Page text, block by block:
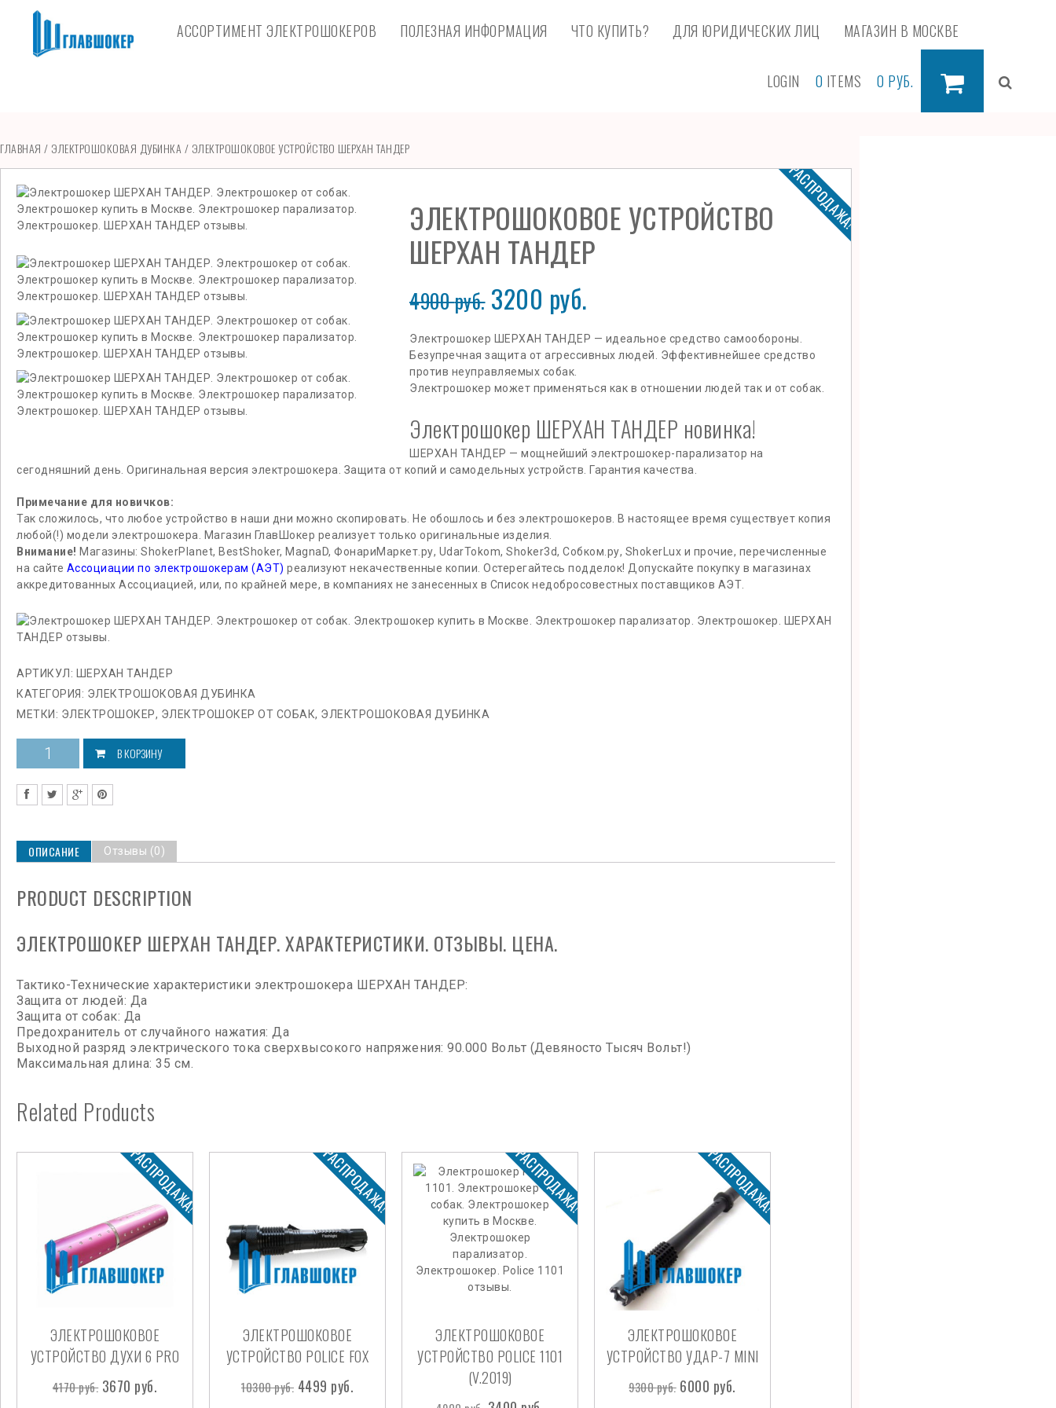
АССОРТИМЕНТ ЭЛЕКТРОШОКЕРОВ ПОЛЕЗНАЯ ИНФОРМАЦИЯ ЧТО КУПИТЬ? ДЛЯ ЮРИДИЧЕСКИХ ЛИЦ МАГАЗИН В МОСКВЕ
LOGIN 0 ITEMS 0 РУБ.
ГЛАВНАЯ / ЭЛЕКТРОШОКОВАЯ ДУБИНКА / ЭЛЕКТРОШОКОВОЕ УСТРОЙСТВО ШЕРХАН ТАНДЕР
РАСПРОДАЖА!
ЭЛЕКТРОШОКОВОЕ УСТРОЙСТВО
ШЕРХАН ТАНДЕР
4900руб. 3200 руб.
Электрошокер ШЕРХАН ТАНДЕР — идеальное средство самообороны.
Безупречная защита от агрессивных людей. Эффективнейшее средство
против неуправляемых собак.
Электрошокер может применяться как в отношении людей так и от собак.
Электрошокер ШЕРХАН ТАНДЕР новинка!
ШЕРХАН ТАНДЕР — мощнейший электрошокер-парализатор на
сегодняшний день. Оригинальная версия электрошокера. Защита от копий и самодельных устройств. Гарантия качества.
Примечание для новичков:
Так сложилось, что любое устройство в наши дни можно скопировать. Не обошлось и без электрошокеров. В настоящее время существует копия
любой(!) модели электрошокера. Магазин ГлавШокер реализует только оригинальные изделия.
Внимание! Магазины: ShokerPlanet, BestShoker, MagnaD, ФонариМаркет.ру, UdarTokom, Shoker3d, Собком.ру, ShokerLux и прочие, перечисленные
на сайте Ассоциации по электрошокерам (АЭТ) реализуют некачественные копии. Остерегайтесь подделок! Допускайте покупку в магазинах
аккредитованных Ассоциацией, или, по крайней мере, в компаниях не занесенных в Список недобросовестных поставщиков АЭТ.
АРТИКУЛ:
ШЕРХАН ТАНДЕР
КАТЕГОРИЯ: ЭЛЕКТРОШОКОВАЯ ДУБИНКА
МЕТКИ: ЭЛЕКТРОШОКЕР, ЭЛЕКТРОШОКЕР ОТ СОБАК, ЭЛЕКТРОШОКОВАЯ ДУБИНКА
В КОРЗИНУ
ОПИСАНИЕ Отзывы (0)
PRODUCT DESCRIPTION
ЭЛЕКТРОШОКЕР ШЕРХАН ТАНДЕР. ХАРАКТЕРИСТИКИ. ОТЗЫВЫ. ЦЕНА.
Тактико-Технические характеристики электрошокера ШЕРХАН ТАНДЕР:
Защита от людей: Да
Защита от собак: Да
Предохранитель от случайного нажатия: Да
Выходной разряд электрического тока сверхвысокого напряжения: 90.000 Вольт (Девяносто Тысяч Вольт!)
Максимальная длина: 35 см.
Related Products
РАСПРОДАЖА!
ЭЛЕКТРОШОКОВОЕ
УСТРОЙСТВО ДУХИ 6 PRO
4170руб. 3670 руб.
РАСПРОДАЖА!
ЭЛЕКТРОШОКОВОЕ
УСТРОЙСТВО POLICE FOX
10300руб. 4499 руб.
РАСПРОДАЖА!
ЭЛЕКТРОШОКОВОЕ
УСТРОЙСТВО POLICE 1101
(V.2019)
РАСПРОДАЖА!
ЭЛЕКТРОШОКОВОЕ
УСТРОЙСТВО УДАР-7 MINI
9300руб. 6000 руб.